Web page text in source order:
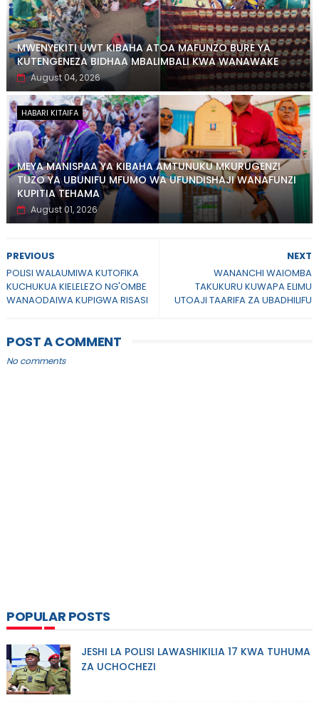
MWENYEKITI UWT KIBAHA ATOA MAFUNZO BURE YA
KUTENGENEZA BIDHAA MBALIMBALI KWA WANAWAKE
August 04, 2026
HABARI KITAIFA
MEYA MANISPAA YA KIBAHA AMTUNUKU MKURUGENZI
TUZO YA UBUNIFU MFUMO WA UFUNDISHAJI WANAFUNZI
KUPITIA TEHAMA
August 01, 2026
NEXT
WANANCHI WAIOMBA
TAKUKURU KUWAPA ELIMU
UTOAJI TAARIFA ZA UBADHILIFU
PREVIOUS
POLISI WALAUMIWA KUTOFIKA
KUCHUKUA KIELELEZO NG'OMBE
WANAODAIWA KUPIGWA RISASI
POST A COMMENT
No comments
POPULAR POSTS
JESHI LA POLISI LAWASHIKILIA 17 KWA TUHUMA
ZA UCHOCHEZI